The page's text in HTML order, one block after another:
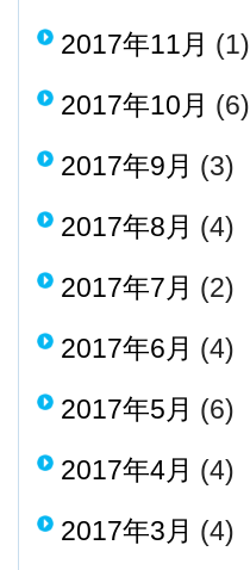
2017年11月 (1)
2017年10月 (6)
2017年9月 (3)
2017年8月 (4)
2017年7月 (2)
2017年6月 (4)
2017年5月 (6)
2017年4月 (4)
2017年3月 (4)